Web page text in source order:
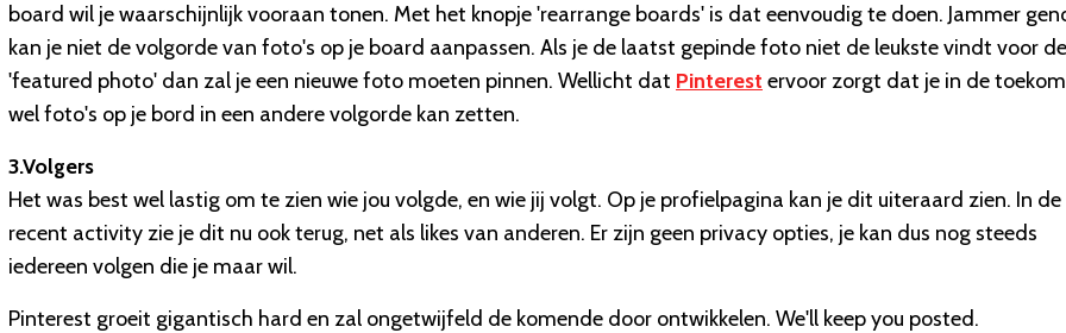
board wil je waarschijnlijk vooraan tonen. Met het knopje 'rearrange boards' is dat eenvoudig te doen. Jammer
kan je niet de volgorde van foto's op je board aanpassen. Als je de laatst gepinde foto niet de leukste vindt voor de
'featured photo' dan zal je een nieuwe foto moeten pinnen. Wellicht dat Pinterest ervoor zorgt dat je in de
wel foto's op je bord in een andere volgorde kan zetten.
3.Volgers
Het was best wel lastig om te zien wie jou volgde, en wie jij volgt. Op je profielpagina kan je dit uiteraard zien. In de
recent activity zie je dit nu ook terug, net als likes van anderen. Er zijn geen privacy opties, je kan dus nog steeds
iedereen volgen die je maar wil.
Pinterest groeit gigantisch hard en zal ongetwijfeld de komende door ontwikkelen. We'll keep you posted.